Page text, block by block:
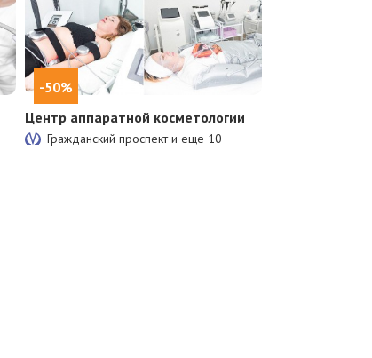
-50%
Центр аппаратной косметологии
Гражданский проспект и еще 10